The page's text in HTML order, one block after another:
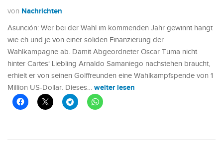
von Nachrichten
Asunción: Wer bei der Wahl im kommenden Jahr gewinnt hängt
wie eh und je von einer soliden Finanzierung der
Wahlkampagne ab. Damit Abgeordneter Oscar Tuma nicht
hinter Cartes‘ Liebling Arnaldo Samaniego nachstehen braucht,
erhielt er von seinen Golffreunden eine Wahlkampfspende von 1
Million US-Dollar. Dieses… weiter lesen